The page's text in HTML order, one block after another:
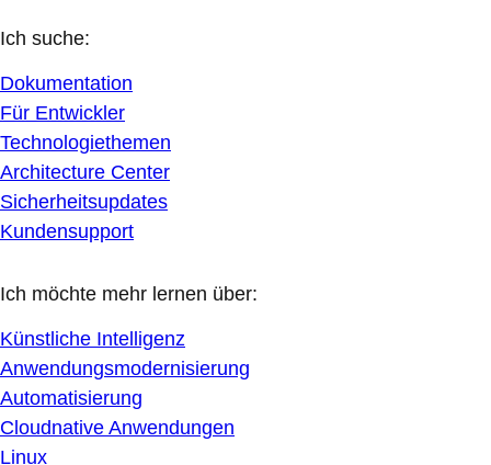
Ich suche:
Dokumentation
Für Entwickler
Technologiethemen
Architecture Center
Sicherheitsupdates
Kundensupport
Ich möchte mehr lernen über:
Künstliche Intelligenz
Anwendungsmodernisierung
Automatisierung
Cloudnative Anwendungen
Linux